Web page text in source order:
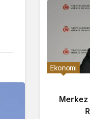
Ekonomi
Merkez